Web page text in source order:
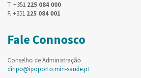
T. +351 225 084 000
F. +351 225 084 001
Fale Connosco
Conselho de Administração
diripo@ipoporto.min-saude.pt